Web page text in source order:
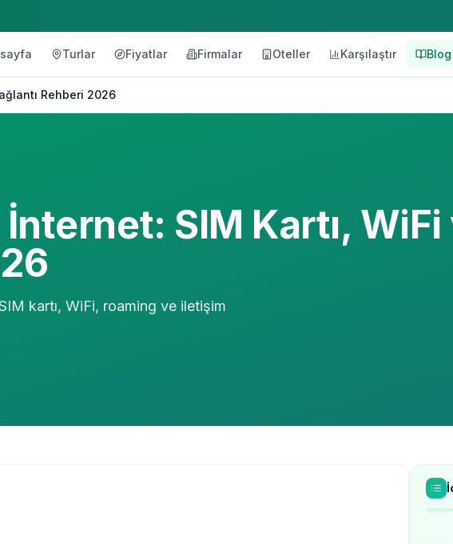
Turlar Fiyatlar Firmalar Oteller Karşılaştır Blog
Rehberi 2026
SIM Kartı, WiFi
kartı, WiFi, roaming ve iletişim